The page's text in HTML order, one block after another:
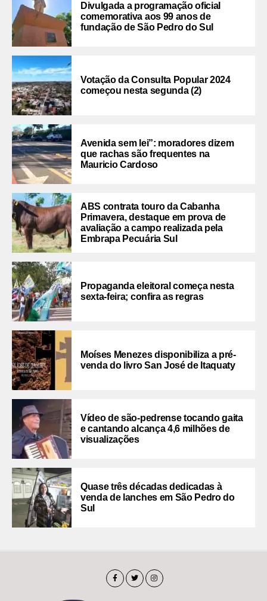
Divulgada a programação oficial
comemorativa aos 99 anos de
fundação de São Pedro do Sul
Votação da Consulta Popular 2024
começou nesta segunda (2)
Avenida sem lei”: moradores dizem
que rachas são frequentes na
Mauricio Cardoso
ABS contrata touro da Cabanha
Primavera, destaque em prova de
avaliação a campo realizada pela
Embrapa Pecuária Sul
Propaganda eleitoral começa nesta
sexta-feira; confira as regras
Moíses Menezes disponibiliza a pré-
venda do livro San José de Itaquaty
Vídeo de são-pedrense tocando gaita
e cantando alcança 4,6 milhões de
visualizações
Quase três décadas dedicadas à
venda de lanches em São Pedro do
Sul